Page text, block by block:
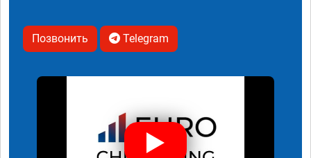
Позвонить Telegram